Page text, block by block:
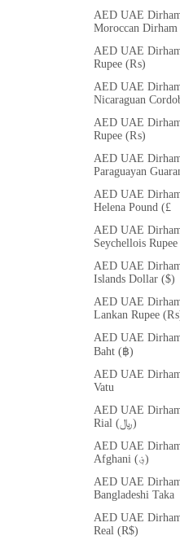
AED UAE
Moroccan Dirham
AED UAE
Rupee (₨)
AED UAE
Nicaraguan
AED UAE
Rupee (₨)
AED UAE
Paraguayan
AED UAE
Helena Pound (£
AED UAE
Seychellois
AED UAE
Islands Dollar ($)
AED UAE
Lankan Rupee
AED UAE
Baht (฿)
AED UAE
Vatu
AED UAE
Rial (﷼)
AED UAE
Afghani (؋)
AED UAE
Bangladeshi Taka
AED UAE
Real (R$)